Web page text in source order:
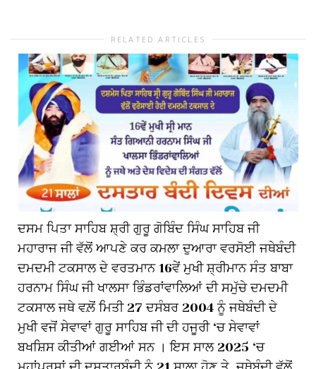
RELATED ARTICLES
ਦਸਮ ਪਿਤਾ ਸਾਹਿਬ ਸ਼੍ਰੀ ਗੁਰੂ ਗੋਬਿੰਦ ਸਿੰਘ ਸਾਹਿਬ ਜੀ
ਮਹਾਰਾਜ ਜੀ ਵੱਲੋਂ ਆਪਣੇ ਕਰ ਕਮਲਾ ਦੁਆਰਾ ਵਰਸੋਈ ਜਥੇਬੰਦੀ
ਦਮਦਮੀ ਟਕਸਾਲ ਦੇ ਵਰਤਮਾਨ 16ਵੇਂ ਮੁਖੀ ਸ਼੍ਰੀਮਾਨ ਸੰਤ ਬਾਬਾ
ਹਰਨਾਮ ਸਿੰਘ ਜੀ ਖਾਲਸਾ ਭਿੰਡਰਾਂਵਾਲਿਆਂ ਦੀ ਸਮੁੱਚੇ ਦਮਦਮੀ
ਟਕਸਾਲ ਜਥੇ ਵਲ਼ੋਂ ਮਿਤੀ 27 ਦਸੰਬਰ 2004 ਨੂੰ ਜਥੇਬੰਦੀ ਦੇ
ਮੁਖੀ ਵਜੋਂ ਸੇਵਾਵਾਂ ਗੁਰੂ ਸਾਹਿਬ ਜੀ ਦੀ ਹਜੂਰੀ ‘ਚ ਸੇਵਾਵਾਂ
ਬਖਸ਼ਿਸ ਕੀਤੀਆਂ ਗਈਆਂ ਸਨ । ਇਸ ਸਾਲ 2025 ‘ਚ